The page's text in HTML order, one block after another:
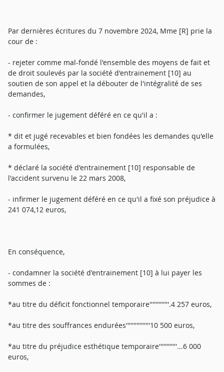
Par dernières écritures du 7 novembre 2024, Mme [R] prie la
cour de :
- rejeter comme mal-fondé l'ensemble des moyens de fait et
de droit soulevés par la société d'entrainement [10] au
soutien de son appel et la débouter de l'intégralité de ses
demandes,
- confirmer le jugement déféré en ce qu'il a :
* dit et jugé recevables et bien fondées les demandes qu'elle
a formulées,
* déclaré la société d'entrainement [10] responsable de
l'accident survenu le 22 mars 2008,
- infirmer le jugement déféré en ce qu'il a fixé son préjudice à
241 074,12 euros,
En conséquence,
- condamner la société d'entrainement [10] à lui payer les
sommes de :
*au titre du déficit fonctionnel temporaire'''''''''''''.4 257 euros,
*au titre des souffrances endurées''''''''''''''''10 500 euros,
*au titre du préjudice esthétique temporaire''''''''''''...6 000
euros,